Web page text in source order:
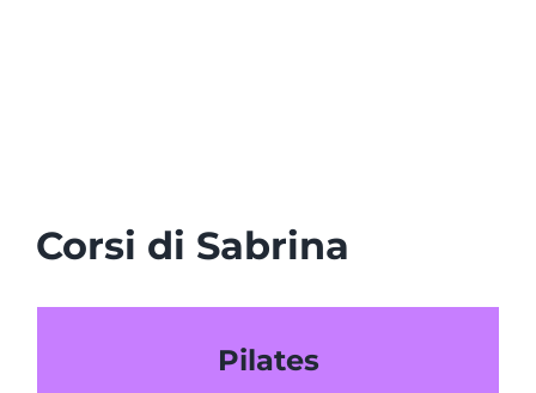
Corsi di Sabrina
Pilates